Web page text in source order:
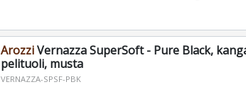
ArozziVernazza SuperSoft - Pure Black,
pelituoli, musta
VERNAZZA-SPSF-PBK